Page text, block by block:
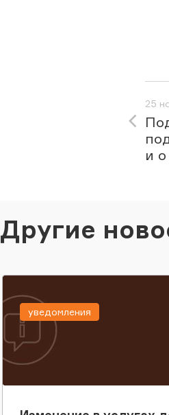
25
и
Другие
уведомления